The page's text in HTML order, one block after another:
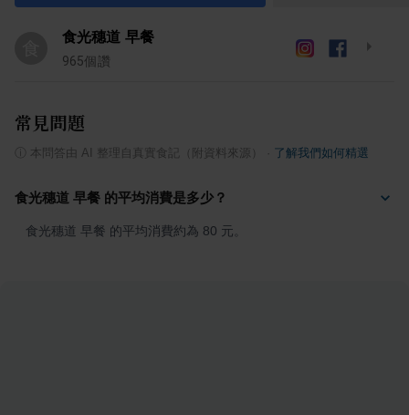
食光穗道 早餐
965個讚
常見問題
本問答由 AI 整理自真實食記（附資料來源） 了解我們如何精選
食光穗道 早餐 的平均消費是多少？
食光穗道 早餐 的平均消費約為 80 元。